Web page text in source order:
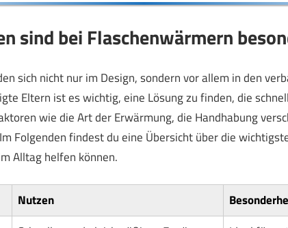
sind bei Flaschenwärmern
sich nicht nur im Design, sondern vor allem in den
Eltern ist es wichtig, eine Lösung zu finden, die
wie die Art der Erwärmung, die Handhabung
Folgenden findest du eine Übersicht über die
Alltag helfen können.
Nutzen